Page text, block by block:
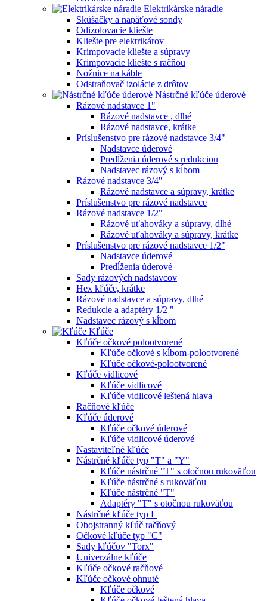
Elektrikárske náradie
Skúšačky a napäťové sondy
Odizolovacie kliešte
Kliešte pre elektrikárov
Krimpovacie kliešte a súpravy
Krimpovacie kliešte s račňou
Nožnice na káble
Odstraňovač izolácie z drôtov
Nástrčné kľúče úderové
Rázové nadstavce 1"
Rázové nadstavce , dlhé
Rázové nadstavce, krátke
Príslušenstvo pre rázové nadstavce 3/4"
Nadstavce úderové
Predĺženia úderové s redukciou
Nadstavec rázový s kĺbom
Rázové nadstavce 3/4"
Rázové nadstavce a súpravy, krátke
Príslušenstvo pre rázové nadstavce
Rázové nadstavce 1/2"
Rázové uťahováky a súpravy, dlhé
Rázové uťahováky a súpravy, krátke
Príslušenstvo pre rázové nadstavce 1/2"
Nadstavce úderové
Predĺženia úderové
Sady rázových nadstavcov
Hex kľúče, krátke
Rázové nadstavce a súpravy, dlhé
Redukcie a adaptéry 1/2 "
Nadstavec rázový s kĺbom
Kľúče
Kľúče očkové polootvorené
Kľúče očkové s kĺbom-polootvorené
Kľúče očkové-polootvorené
Kľúče vidlicové
Kľúče vidlicové
Kľúče vidlicové leštená hlava
Račňové kľúče
Kľúče úderové
Kľúče očkové úderové
Kľúče vidlicové úderové
Nastaviteľné kľúče
Nástrčné kľúče typ "T" a "Y"
Kľúče nástrčné "T" s otočnou rukoväťou
Kľúče nástrčné s rukoväťou
Kľúče nástrčné "T"
Adaptéry "T" s otočnou rukoväťou
Nástrčné kľúče typ L
Obojstranný kľúč račňový
Očkové kľúče typ "C"
Sady kľúčov "Torx"
Univerzálne kľúče
Kľúče očkové račňové
Kľúče očkové ohnuté
Kľúče očkové